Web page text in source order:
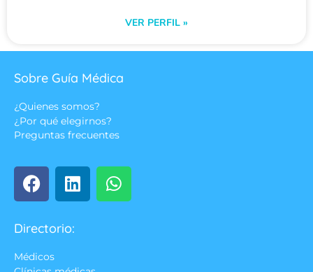
VER PERFIL »
Sobre Guía Médica
¿Quienes somos?
¿Por qué elegirnos?
Preguntas frecuentes
Directorio:
Médicos